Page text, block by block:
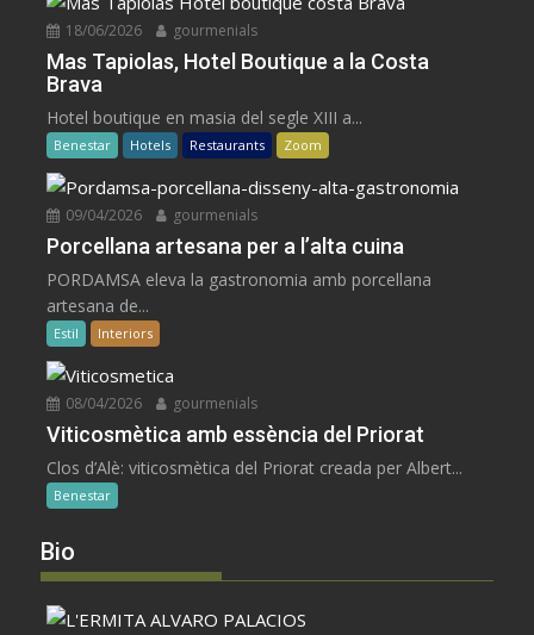
18/06/2026 gourmenials
Mas Tapiolas, Hotel Boutique a la Costa
Brava
Hotel boutique en masia del segle XIII a...
Benestar Hotels Restaurants Zoom
09/04/2026 gourmenials
Porcellana artesana per a l’alta cuina
PORDAMSA eleva la gastronomia amb porcellana
artesana de...
Estil Interiors
08/04/2026 gourmenials
Viticosmètica amb essència del Priorat
Clos d’Alè: viticosmètica del Priorat creada per Albert...
Benestar
Bio